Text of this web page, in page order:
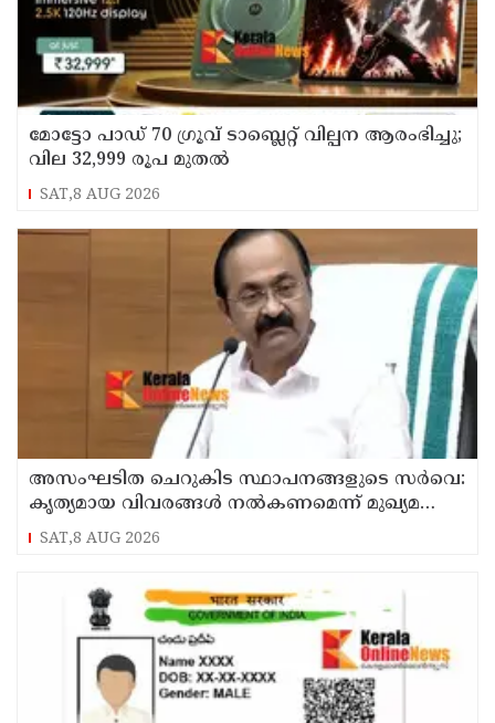
മോട്ടോ പാഡ് 70 ഗ്രൂവ് ടാബ്ലെറ്റ് വില്പന ആരംഭിച്ചു;
വില 32,999 രൂപ മുതൽ
SAT,8 AUG 2026
അസംഘടിത ചെറുകിട സ്ഥാപനങ്ങളുടെ സർവെ:
കൃത്യമായ വിവരങ്ങൾ നൽകണമെന്ന് മുഖ്യമന്ത്രി
വി ഡി സതീശൻ
SAT,8 AUG 2026